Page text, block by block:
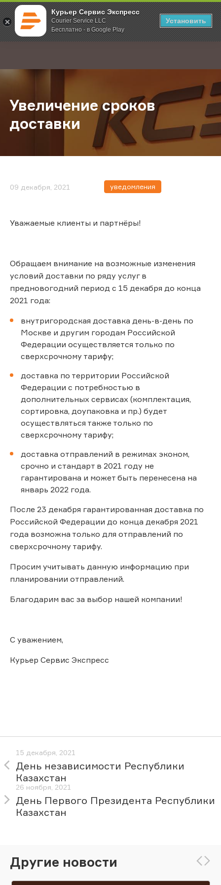
Курьер Сервис Экспресс
Courier Service LLC
Бесплатно - в Google Play
Установить
; Главная О компании Новости Увеличение сроков доставки
Увеличение сроков
доставки
09 декабря, 2021 уведомления
Уважаемые клиенты и партнёры!
Обращаем внимание на возможные изменения
условий доставки по ряду услуг в
предновогодний период с 15 декабря до конца
2021 года:
внутригородская доставка день-в-день по
Москве и другим городам Российской
Федерации осуществляется только по
сверхсрочному тарифу;
доставка по территории Российской
Федерации с потребностью в
дополнительных сервисах (комплектация,
сортировка, доупаковка и пр.) будет
осуществляться также только по
сверхсрочному тарифу;
доставка отправлений в режимах эконом,
срочно и стандарт в 2021 году не
гарантирована и может быть перенесена на
январь 2022 года.
После 23 декабря гарантированная доставка по
Российской Федерации до конца декабря 2021
года возможна только для отправлений по
сверхсрочному тарифу.
Просим учитывать данную информацию при
планировании отправлений.
Благодарим вас за выбор нашей компании!
С уважением,
Курьер Сервис Экспресс
15 декабря, 2021
День независимости Республики
Казахстан
26 ноября, 2021
День Первого Президента Республики
Казахстан
Другие новости